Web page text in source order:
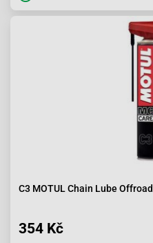
C3 MOTUL Chain Lube
354 Kč